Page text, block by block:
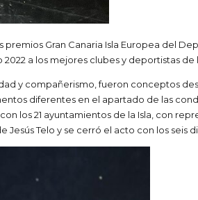
Gran Canaria Isla Europea del
a los mejores clubes y deportistas de
y compañerismo, fueron conceptos
diferentes en el apartado de las
los 21 ayuntamientos de la Isla, con
Telo y se cerró el acto con los seis